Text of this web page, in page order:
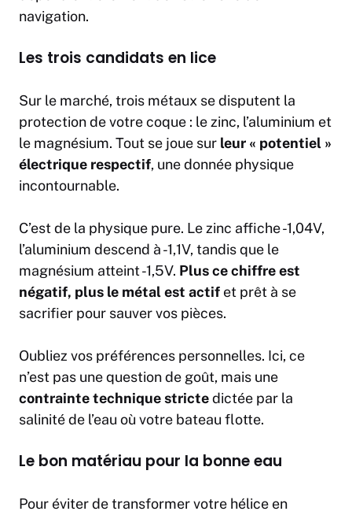
navigation.
Les trois candidats en lice
Sur le marché, trois métaux se disputent la
protection de votre coque : le zinc, l’aluminium et
le magnésium. Tout se joue sur leur « potentiel »
électrique respectif, une donnée physique
incontournable.
C’est de la physique pure. Le zinc affiche -1,04V,
l’aluminium descend à -1,1V, tandis que le
magnésium atteint -1,5V. Plus ce chiffre est
négatif, plus le métal est actif et prêt à se
sacrifier pour sauver vos pièces.
Oubliez vos préférences personnelles. Ici, ce
n’est pas une question de goût, mais une
contrainte technique strictedictée par la
salinité de l’eau où votre bateau flotte.
Le bon matériau pour la bonne eau
Pour éviter de transformer votre hélice en